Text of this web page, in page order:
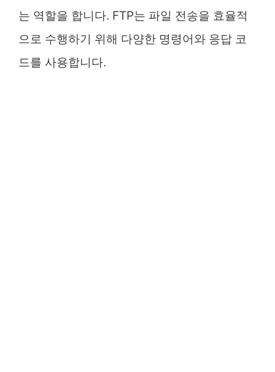
는 역할을 합니다. FTP는 파일 전송을 효율적
으로 수행하기 위해 다양한 명령어와 응답 코
드를 사용합니다.